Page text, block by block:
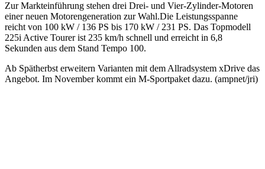
Zur Markteinführung stehen drei Drei- und Vier-Zylinder-Motoren
einer neuen Motorengeneration zur Wahl.Die Leistungsspanne
reicht von 100 kW / 136 PS bis 170 kW / 231 PS. Das Topmodell
225i Active Tourer ist 235 km/h schnell und erreicht in 6,8
Sekunden aus dem Stand Tempo 100.
Ab Spätherbst erweitern Varianten mit dem Allradsystem xDrive das
Angebot. Im November kommt ein M-Sportpaket dazu. (ampnet/jri)